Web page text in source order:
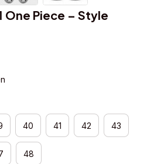
One Piece – Style
40 41 42 43
48